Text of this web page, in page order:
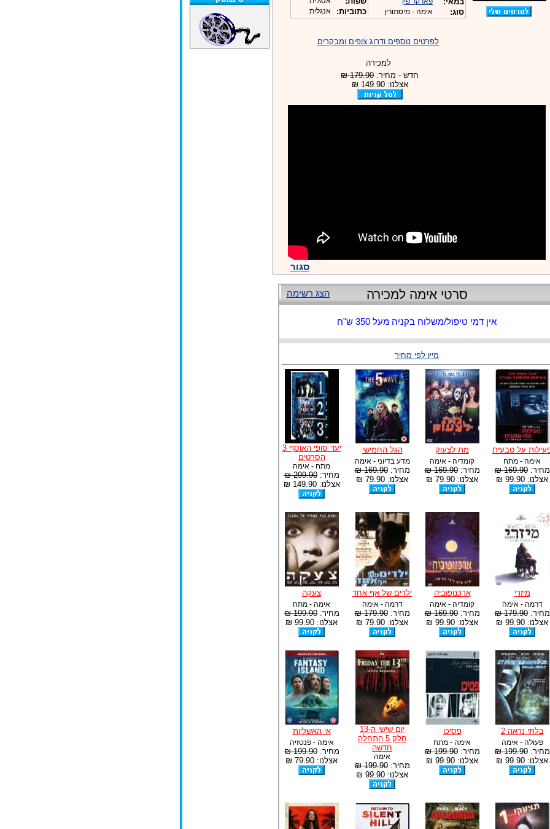
סוג: אימה - מיסתורין כתוביות: אנגלית
לפרטים נוספים ודרוג צופים ומבקרים
למכירה
חדש - מחיר: 179.90 ₪
אצלנו: 149.90 ₪
סגור
הצג רשימה סרטי אימה למכירה
אין דמי טיפול/משלוח בקניה מעל 350 ש"ח
מיין לפי מחיר
על טבעית
אימה - מתח
מחיר:169.90 ₪
אצלנו: 99.90 ₪
מת לצעוק
קומדיה - אימה
מחיר:169.90 ₪
אצלנו: 79.90 ₪
הגל החמישי
מדע בדיוני - אימה
מחיר:169.90 ₪
אצלנו: 79.90 ₪
יעד סופי האוסף 3
הסרטים
מתח - אימה
מחיר:299.90 ₪
אצלנו: 149.90 ₪
מיזרי
דרמה - אימה
מחיר:179.90 ₪
אצלנו: 99.90 ₪
ארכנופוביה
קומדיה - אימה
מחיר:169.90 ₪
אצלנו: 99.90 ₪
ילדים של אף אחד
דרמה - אימה
מחיר:179.90 ₪
אצלנו: 79.90 ₪
צעקה
אימה - מתח
מחיר:199.90 ₪
אצלנו: 99.90 ₪
בלתי נראה 2
פעולה - אימה
מחיר:199.90 ₪
אצלנו: 99.90 ₪
פסיכו
אימה - מתח
מחיר:199.90 ₪
אצלנו: 99.90 ₪
יום שישי ה-13
חלק 5 התחלה
חדשה
אימה
מחיר:199.90 ₪
אצלנו: 99.90 ₪
אי האשליות
אימה - פנטזיה
מחיר:199.90 ₪
אצלנו: 79.90 ₪